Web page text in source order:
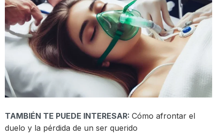
TAMBIÉN TE PUEDE INTERESAR: Cómo afrontar el
duelo y la pérdida de un ser querido